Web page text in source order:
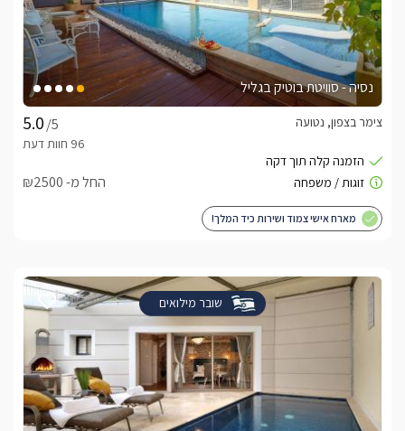
נסיה - סוויטת בוטיק בגליל
/5
צימר בצפון, נטועה
החל מ- ₪2500
מארח אישי צמוד ושירות כיד המלך!
שובר מילואים